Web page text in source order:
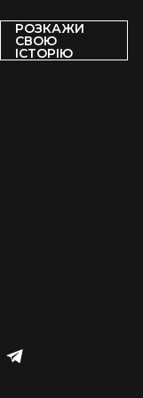
РОЗКАЖИ
СВОЮ
ІСТОРІЮ